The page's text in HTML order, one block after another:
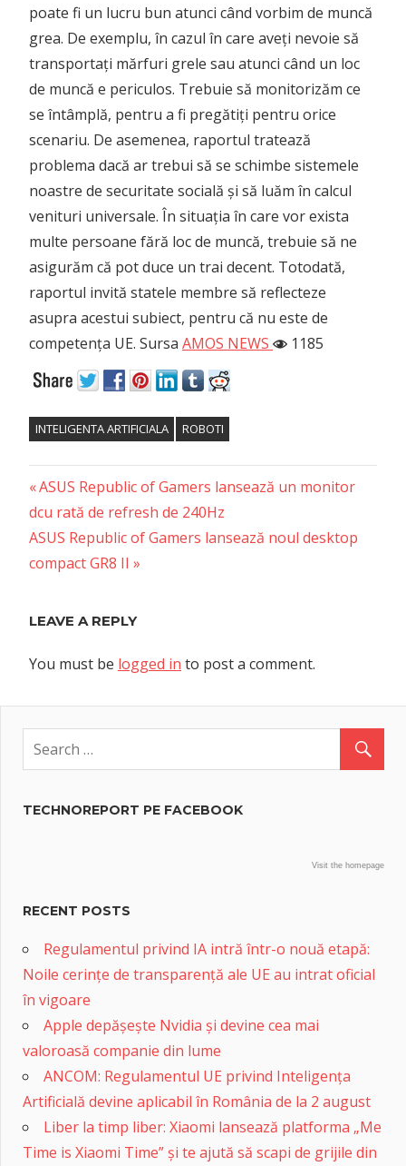
poate fi un lucru bun atunci când vorbim de muncă
grea. De exemplu, în cazul în care aveți nevoie să
transportați mărfuri grele sau atunci când un loc
de muncă e periculos. Trebuie să monitorizăm ce
se întâmplă, pentru a fi pregătiți pentru orice
scenariu. De asemenea, raportul tratează
problema dacă ar trebui să se schimbe sistemele
noastre de securitate socială și să luăm în calcul
venituri universale. În situația în care vor exista
multe persoane fără loc de muncă, trebuie să ne
asigurăm că pot duce un trai decent. Totodată,
raportul invită statele membre să reflecteze
asupra acestui subiect, pentru că nu este de
competența UE. Sursa AMOS NEWS 1185
INTELIGENTA ARTIFICIALA ROBOTI
Post
navigation
Previous
Post:
ASUS Republic of Gamers lansează un monitor
dcu rată de refresh de 240Hz
Next
Post:
ASUS Republic of Gamers lansează noul desktop
compact GR8 II
LEAVE A REPLY
You must be logged in to post a comment.
TECHNOREPORT PE FACEBOOK
Visit the homepage
RECENT POSTS
Regulamentul privind IA intră într-o nouă etapă:
Noile cerințe de transparență ale UE au intrat oficial
în vigoare
Apple depășește Nvidia și devine cea mai
valoroasă companie din lume
ANCOM: Regulamentul UE privind Inteligența
Artificială devine aplicabil în România de la 2 august
Liber la timp liber: Xiaomi lansează platforma „Me
Time is Xiaomi Time” și te ajută să scapi de grijile din